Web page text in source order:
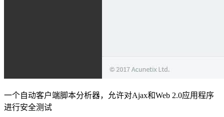
一个自动客户端脚本分析器，允许对Ajax和Web 2.0应用程序
进行安全测试